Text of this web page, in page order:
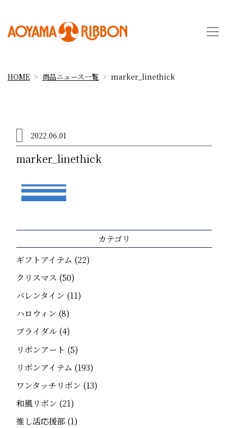
HOME 商品ニュース一覧 marker_linethick
2022.06.01
marker_linethick
カテゴリ
ギフトアイテム (22)
クリスマス (50)
バレンタイン (11)
ハロウィン (8)
ブライダル (4)
リボンアート (5)
リボンアイテム (193)
ワンタッチリボン (13)
和風リボン (21)
推し活応援部 (1)